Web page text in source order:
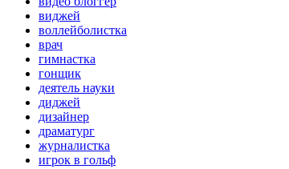
виджей
воллейболистка
врач
гимнастка
гонщик
деятель науки
диджей
дизайнер
драматург
журналистка
игрок в гольф